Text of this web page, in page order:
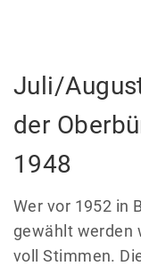
Juli/
der
1948
Wer vor 1952 in
gewählt werden
voll Stimmen.